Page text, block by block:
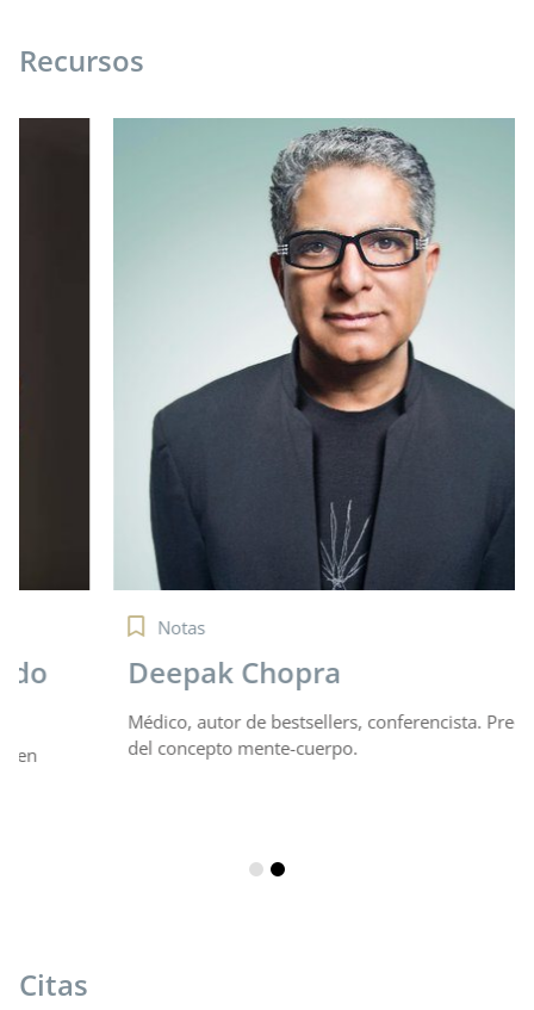
Recursos
Deepak Chopra
Médico, autor de bestsellers, conferencista. Precursor
del concepto mente-cuerpo.
Citas